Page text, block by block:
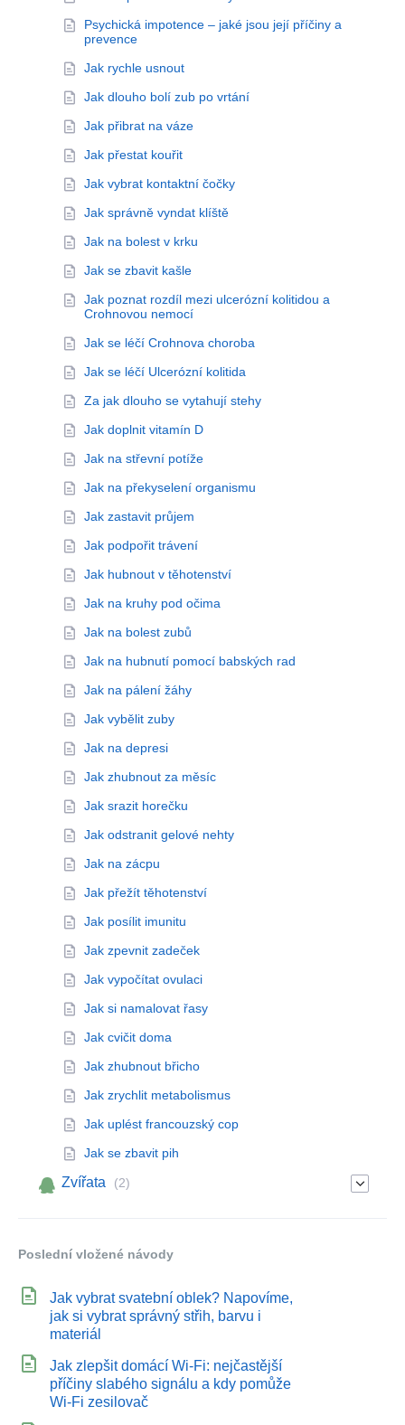
Psychická impotence – jaké jsou její příčiny a
prevence
Jak rychle usnout
Jak dlouho bolí zub po vrtání
Jak přibrat na váze
Jak přestat kouřit
Jak vybrat kontaktní čočky
Jak správně vyndat klíště
Jak na bolest v krku
Jak se zbavit kašle
Jak poznat rozdíl mezi ulcerózní kolitidou a
Crohnovou nemocí
Jak se léčí Crohnova choroba
Jak se léčí Ulcerózní kolitida
Za jak dlouho se vytahují stehy
Jak doplnit vitamín D
Jak na střevní potíže
Jak na překyselení organismu
Jak zastavit průjem
Jak podpořit trávení
Jak hubnout v těhotenství
Jak na kruhy pod očima
Jak na bolest zubů
Jak na hubnutí pomocí babských rad
Jak na pálení žáhy
Jak vybělit zuby
Jak na depresi
Jak zhubnout za měsíc
Jak srazit horečku
Jak odstranit gelové nehty
Jak na zácpu
Jak přežít těhotenství
Jak posílit imunitu
Jak zpevnit zadeček
Jak vypočítat ovulaci
Jak si namalovat řasy
Jak cvičit doma
Jak zhubnout břicho
Jak zrychlit metabolismus
Jak uplést francouzský cop
Jak se zbavit pih
Zvířata (2)
Poslední vložené návody
Jak vybrat svatební oblek? Napovíme,
jak si vybrat správný střih, barvu i
materiál
Jak zlepšit domácí Wi‑Fi: nejčastější
příčiny slabého signálu a kdy pomůže
Wi‑Fi zesilovač